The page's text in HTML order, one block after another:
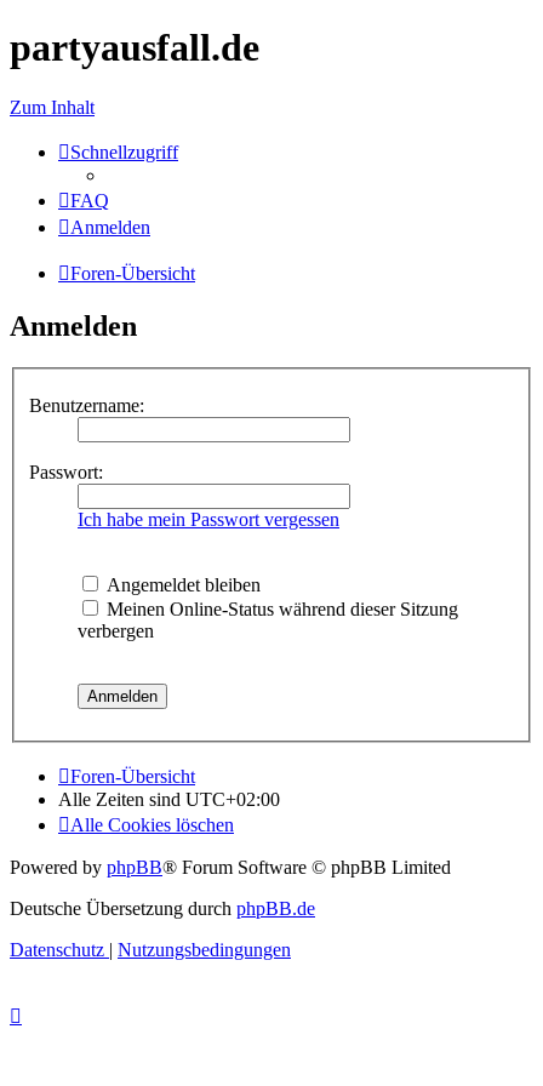
partyausfall.de
Zum Inhalt
Schnellzugriff
FAQ
Anmelden
Foren-Übersicht
Anmelden
Benutzername:
Passwort:
Ich habe mein Passwort vergessen
Angemeldet bleiben
Meinen Online-Status während dieser Sitzung
verbergen
Foren-Übersicht
Alle Zeiten sind UTC+02:00
Alle Cookies löschen
Powered by phpBB® Forum Software © phpBB Limited
Deutsche Übersetzung durch phpBB.de
Datenschutz | Nutzungsbedingungen